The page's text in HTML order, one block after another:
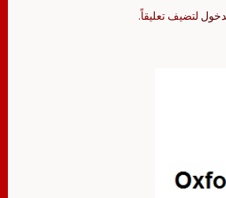
لتضيف تعليقاً.